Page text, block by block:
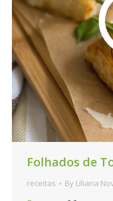
Folhados de
receitas By Liliana